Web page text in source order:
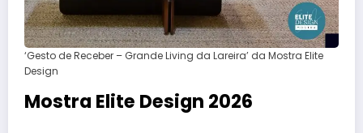
‘Gesto de Receber – Grande Living da Lareira’ da Mostra Elite
Design
Mostra Elite Design 2026